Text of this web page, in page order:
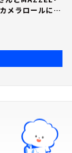
メラロールに刻
リー」に迫る！